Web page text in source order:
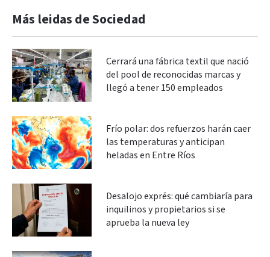
Más leidas de Sociedad
Cerrará una fábrica textil que nació
del pool de reconocidas marcas y
llegó a tener 150 empleados
Frío polar: dos refuerzos harán caer
las temperaturas y anticipan
heladas en Entre Ríos
Desalojo exprés: qué cambiaría para
inquilinos y propietarios si se
aprueba la nueva ley